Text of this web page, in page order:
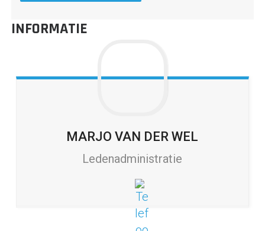
INFORMATIE
MARJO VAN DER WEL
Ledenadministratie